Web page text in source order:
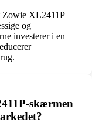
Zowie XL2411P
og
investerer i en
skærmen